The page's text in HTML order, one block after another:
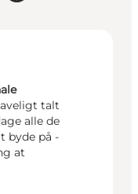
talt
alle de
byde på -
at